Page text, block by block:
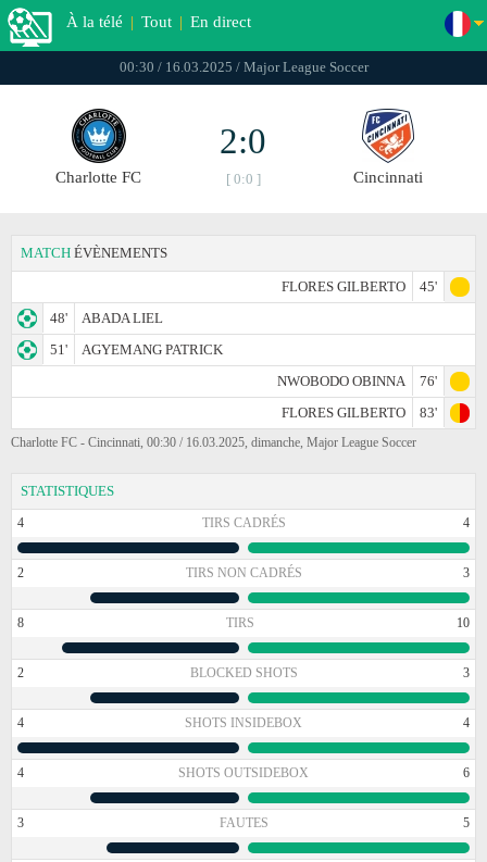
À la télé | Tout | En direct
00:30 / 16.03.2025 / Major League Soccer
Charlotte FC
2:0
[ 0:0 ] Cincinnati
MATCH ÉVÈNEMENTS
FLORES GILBERTO
45'
48'
ABADA LIEL
51'
AGYEMANG PATRICK
NWOBODO OBINNA
76'
FLORES GILBERTO
83'
Charlotte FC - Cincinnati, 00:30 / 16.03.2025, dimanche, Major League Soccer
STATISTIQUES
4 TIRS CADRÉS 4
2 TIRS NON CADRÉS 3
8 TIRS 10
2 BLOCKED SHOTS 3
4 SHOTS INSIDEBOX 4
4 SHOTS OUTSIDEBOX 6
3 FAUTES 5